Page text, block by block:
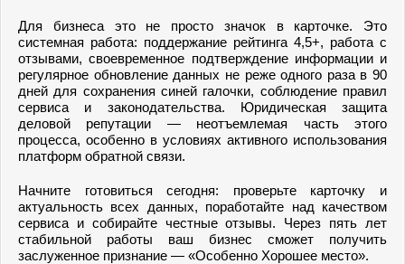
Для бизнеса это не просто значок в карточке. Это
системная работа: поддержание рейтинга 4,5+, работа с
отзывами, своевременное подтверждение информации и
регулярное обновление данных не реже одного раза в 90
дней для сохранения синей галочки, соблюдение правил
сервиса и законодательства. Юридическая защита
деловой репутации — неотъемлемая часть этого
процесса, особенно в условиях активного использования
платформ обратной связи.
Начните готовиться сегодня: проверьте карточку и
актуальность всех данных, поработайте над качеством
сервиса и собирайте честные отзывы. Через пять лет
стабильной работы ваш бизнес сможет получить
заслуженное признание — «Особенно Хорошее место».